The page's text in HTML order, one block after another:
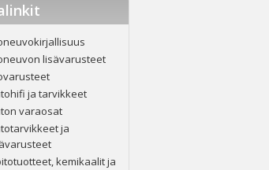
lisävarusteet
ja tarvikkeet
varaosat
ja
kemikaalit ja